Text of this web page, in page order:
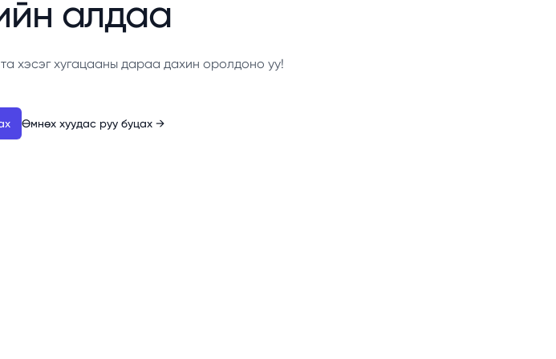
алдаа
хэсэг хугацааны дараа дахин оролдоно уу!
Өмнөх хуудас руу буцах →